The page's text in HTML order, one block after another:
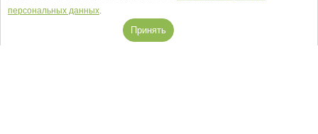
© EVO КУХНИ 2026.Карта сайта
Мы в соцсетях
персональных данных.
Принять